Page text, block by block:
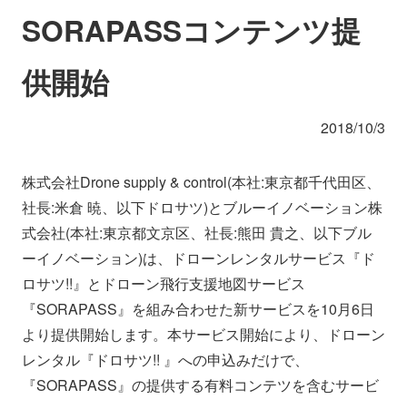
コアテクノロジー
クラウドモビリティ研究所
会社情報 ニュース
採用情報 資料ダウンロード
IR情報 English
SORAPASSコンテンツ提
供開始
2018/10/3
株式会社Drone supply & control(本社:東京都千代田区、
社長:米倉 暁、以下ドロサツ)とブルーイノベーション株
式会社(本社:東京都文京区、社長:熊田 貴之、以下ブル
ーイノベーション)は、ドローンレンタルサービス『ド
ロサツ!!』とドローン飛行支援地図サービス
『SORAPASS』を組み合わせた新サービスを10月6日
より提供開始します。本サービス開始により、ドローン
レンタル『ドロサツ!! 』への申込みだけで、
『SORAPASS』の提供する有料コンテツを含むサービ